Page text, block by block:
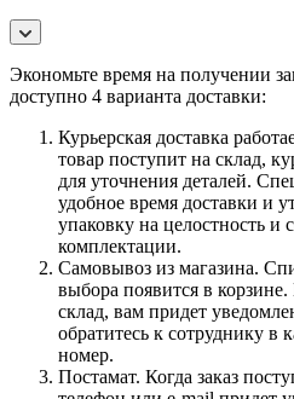
Экономьте время на получении
доступно 4 варианта доставки:
Курьерская доставка
товар поступит на склад,
для уточнения деталей.
удобное время доставки и
упаковку на целостность и
комплектации.
Самовывоз из магазина.
выбора появится в корзине.
склад, вам придет
обратитесь к сотруднику в
номер.
Постамат. Когда заказ